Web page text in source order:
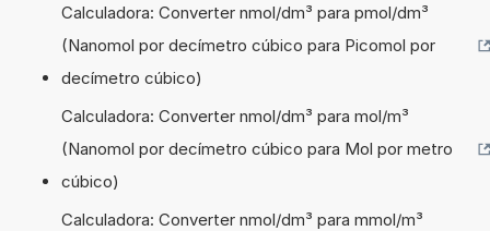
Calculadora: Converter nmol/dm³ para pmol/dm³
(Nanomol por decímetro cúbico para Picomol por
decímetro cúbico)
Calculadora: Converter nmol/dm³ para mol/m³
(Nanomol por decímetro cúbico para Mol por metro
cúbico)
Calculadora: Converter nmol/dm³ para mmol/m³